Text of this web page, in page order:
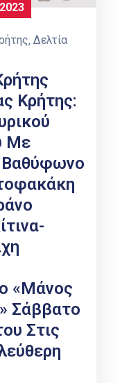
‚ Δελτία
Κρήτης:
Με
Βαθύφωνο
«Μάνος
Σάββατο
Στις